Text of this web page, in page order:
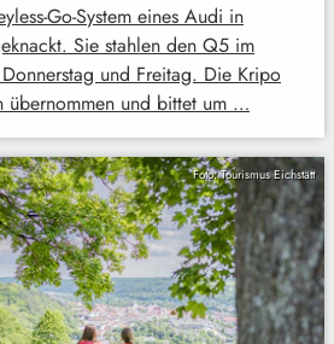
Go-System eines Audi in
Sie stahlen den Q5 im
und Freitag. Die Kripo
übernommen und bittet um …
Foto: Tourismus Eichstätt